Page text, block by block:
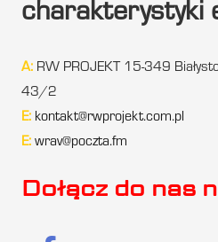
charakterystyki
A: RW PROJEKT 15-349
43/2
E: kontakt@rwprojekt.com.pl
E: wrav@poczta.fm
Dołącz do nas